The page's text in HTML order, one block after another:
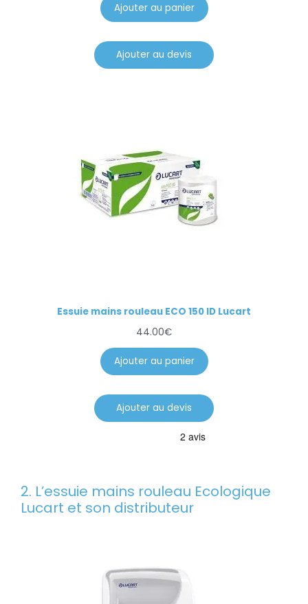
Ajouter au panier
Ajouter au devis
Essuie mains rouleau ECO 150 ID Lucart
44.00€
Ajouter au panier
Ajouter au devis
2. L’essuie mains rouleau Ecologique
Lucart et son distributeur